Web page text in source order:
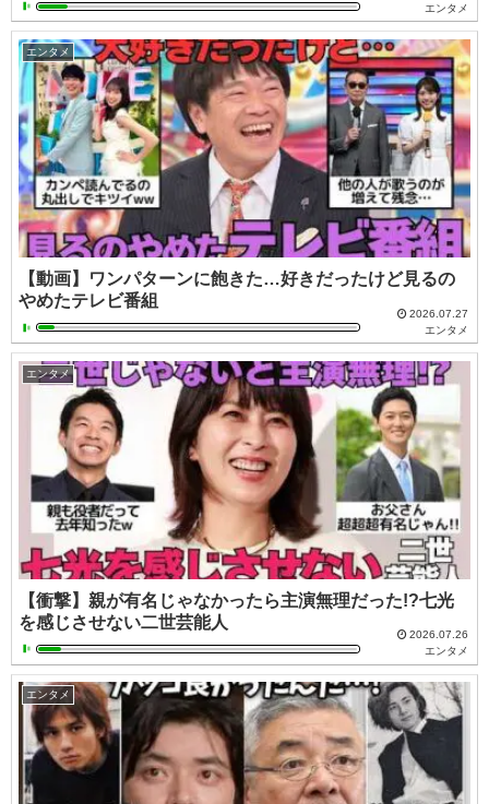
エンタメ
エンタメ
【動画】ワンパターンに飽きた…好きだったけど見るの
やめたテレビ番組
2026.07.27
エンタメ
エンタメ
【衝撃】親が有名じゃなかったら主演無理だった!?七光
を感じさせない二世芸能人
2026.07.26
エンタメ
エンタメ